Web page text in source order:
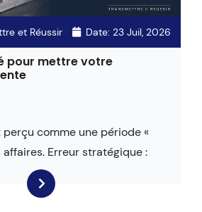
et Réussir Date: 23 Juil, 2026
pour mettre votre
perçu comme une période «
Erreur stratégique :